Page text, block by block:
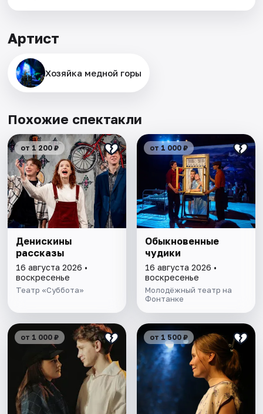
Артист
Хозяйка медной горы
Похожие спектакли
от 1 200 ₽
Денискины
рассказы
16 августа 2026 •
воскресенье
Театр «Суббота»
от 1 000 ₽
Обыкновенные
чудики
16 августа 2026 •
воскресенье
Молодёжный театр на
Фонтанке
от 1 000 ₽ от 1 500 ₽